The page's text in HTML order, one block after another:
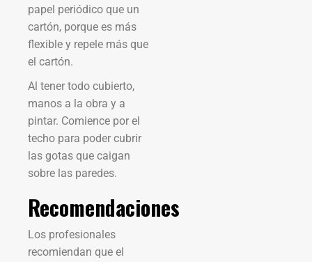
papel periódico que un
cartón, porque es más
flexible y repele más que
el cartón.
Al tener todo cubierto,
manos a la obra y a
pintar. Comience por el
techo para poder cubrir
las gotas que caigan
sobre las paredes.
Recomendaciones
Los profesionales
recomiendan que el